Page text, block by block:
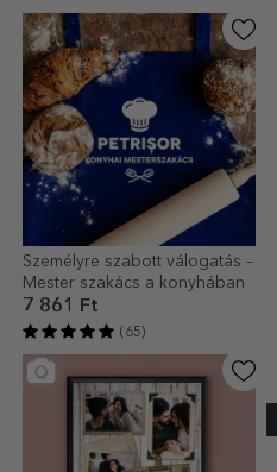
Személyre szabott válogatás –
Mester szakács a konyhában
7 861 Ft
(65)